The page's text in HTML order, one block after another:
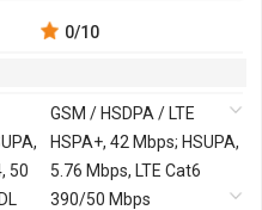
0/10
GSM / HSDPA / LTE
GSM 850, 900, 1800,
1900
850, 900,
50
HSPA+, 42 Mbps; HSUPA,
5.76 Mbps, LTE Cat6
390/50 Mbps